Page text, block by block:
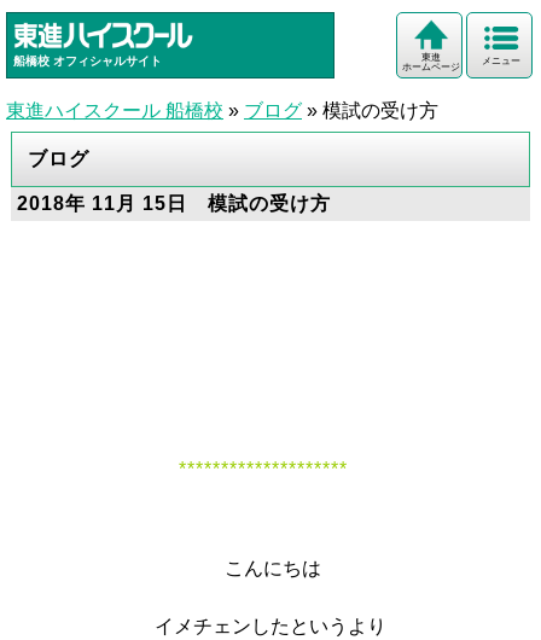
船橋校 オフィシャルサイト メニュー
東進
ホームページ
東進ハイスクール 船橋校 » ブログ » 模試の受け方
ブログ
2018年 11月 15日 模試の受け方
********************
こんにちは
イメチェンしたというより